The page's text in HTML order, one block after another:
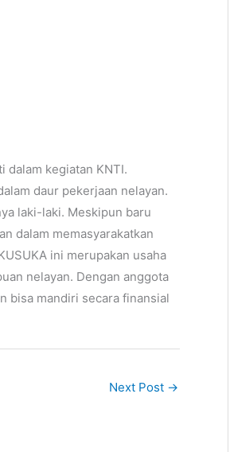
dalam kegiatan KNTI.
daur pekerjaan nelayan.
laki-laki. Meskipun baru
dalam memasyarakatkan
ini merupakan usaha
nelayan. Dengan anggota
bisa mandiri secara finansial
Next Post →